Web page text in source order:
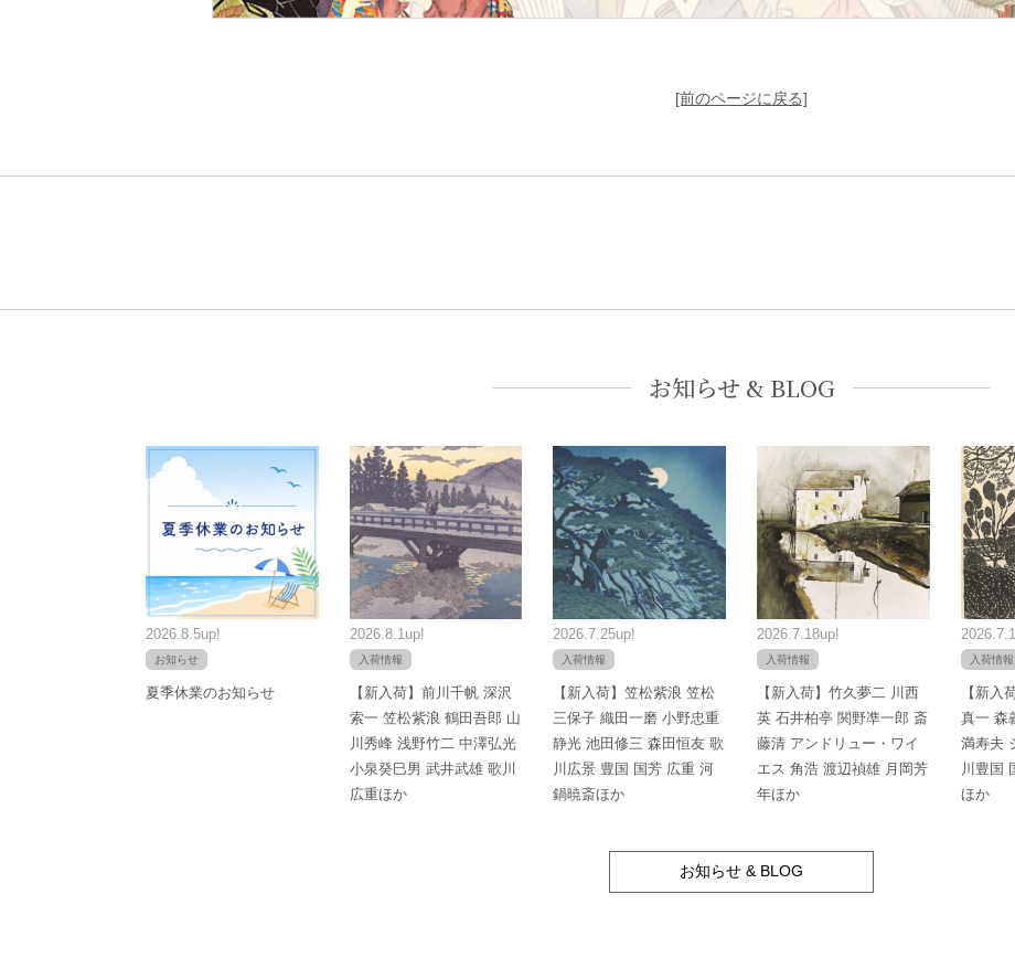
[前のページに戻る]
お知らせ & BLOG
2026.8.5up!
お知らせ
夏季休業のお知らせ
2026.8.1up!
入荷情報
【新入荷】前川千帆 深沢
索一 笠松紫浪 鶴田吾郎 山
川秀峰 浅野竹二 中澤弘光
小泉癸巳男 武井武雄 歌川
広重ほか
2026.7.25up!
入荷情報
【新入荷】笠松紫浪 笠松
三保子 織田一磨 小野忠重
静光 池田修三 森田恒友 歌
川広景 豊国 国芳 広重 河
鍋暁斎ほか
2026.7.18up!
入荷情報
【新入荷】竹久夢二 川西
英 石井柏亭 関野凖一郎 斎
藤清 アンドリュー・ワイ
エス 角浩 渡辺禎雄 月岡芳
年ほか
入荷情報
【新入
真一 森
満寿夫
川豊国
ほか
お知らせ & BLOG